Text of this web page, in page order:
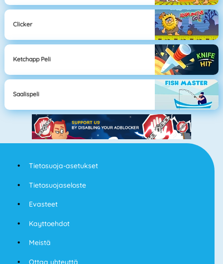
Clicker
Ketchapp Peli
Saalispeli
Tietosuoja-asetukset
Tietosuojaseloste
Evasteet
Kayttoehdot
Meistä
Ottaa yhteyttä